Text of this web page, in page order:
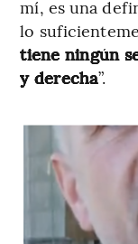
mí, es una
lo
tiene ningún
y derecha”.